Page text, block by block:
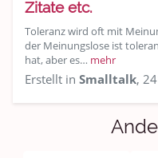
Zitate etc.
Toleranz wird oft mit
der Meinungslose ist
hat, aber es… mehr
Erstellt in Smalltalk,